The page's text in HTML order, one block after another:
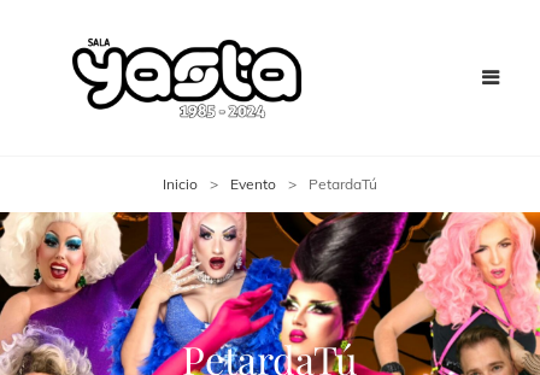
Inicio > Evento > PetardaTú
PetardaTú